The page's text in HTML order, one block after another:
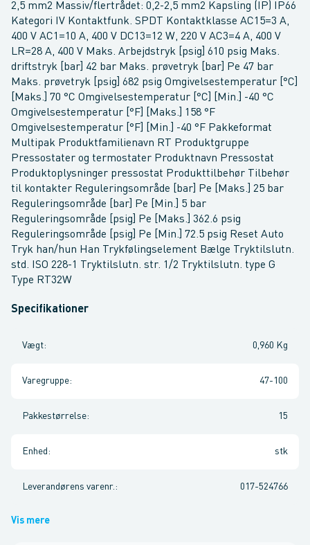
2,5 mm2 Massiv/flertrådet: 0,2-2,5 mm2 Kapsling (IP) IP66
Kategori IV Kontaktfunk. SPDT Kontaktklasse AC15=3 A,
400 V AC1=10 A, 400 V DC13=12 W, 220 V AC3=4 A, 400 V
LR=28 A, 400 V Maks. Arbejdstryk [psig] 610 psig Maks.
driftstryk [bar] 42 bar Maks. prøvetryk [bar] Pe 47 bar
Maks. prøvetryk [psig] 682 psig Omgivelsestemperatur [°C]
[Maks.] 70 °C Omgivelsestemperatur [°C] [Min.] -40 °C
Omgivelsestemperatur [°F] [Maks.] 158 °F
Omgivelsestemperatur [°F] [Min.] -40 °F Pakkeformat
Multipak Produktfamilienavn RT Produktgruppe
Pressostater og termostater Produktnavn Pressostat
Produktoplysninger pressostat Produkttilbehør Tilbehør
til kontakter Reguleringsområde [bar] Pe [Maks.] 25 bar
Reguleringsområde [bar] Pe [Min.] 5 bar
Reguleringsområde [psig] Pe [Maks.] 362.6 psig
Reguleringsområde [psig] Pe [Min.] 72.5 psig Reset Auto
Tryk han/hun Han Trykfølingselement Bælge Tryktilslutn.
std. ISO 228-1 Tryktilslutn. str. 1/2 Tryktilslutn. type G
Type RT32W
Specifikationer
Vægt: 0,960 Kg
Varegruppe: 47-100
Pakkestørrelse: 15
Enhed : stk
Leverandørens varenr. : 017-524766
Vis mere